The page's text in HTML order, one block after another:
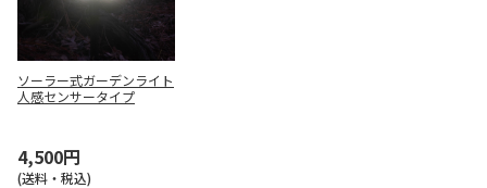
ソーラー式ガーデンライト
人感センサータイプ
4,500円
(送料・税込)